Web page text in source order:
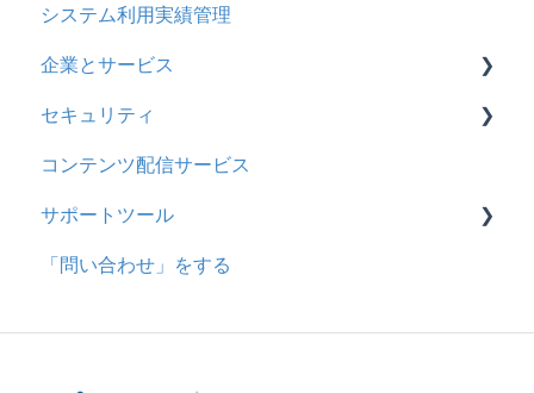
システム利用実績管理
企業とサービス
用語の定義
企業について
統合ユーザーについて
サービスについて
セキュリティ
シングルサインオン設定
証明書認証
MFA(多要素認証)
コンテンツ配信サービス
サポートツール
基本操作
「問い合わせ」をする